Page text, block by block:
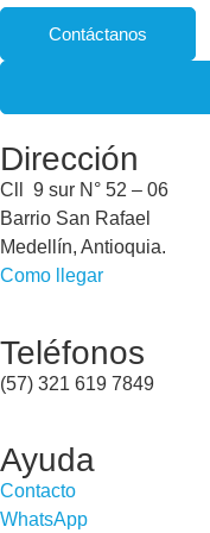
Contáctanos
Dirección
Cll 9 sur N° 52 – 06
Barrio San Rafael
Medellín, Antioquia.
Como llegar
Teléfonos
(57) 321 619 7849
Ayuda
Contacto
WhatsApp